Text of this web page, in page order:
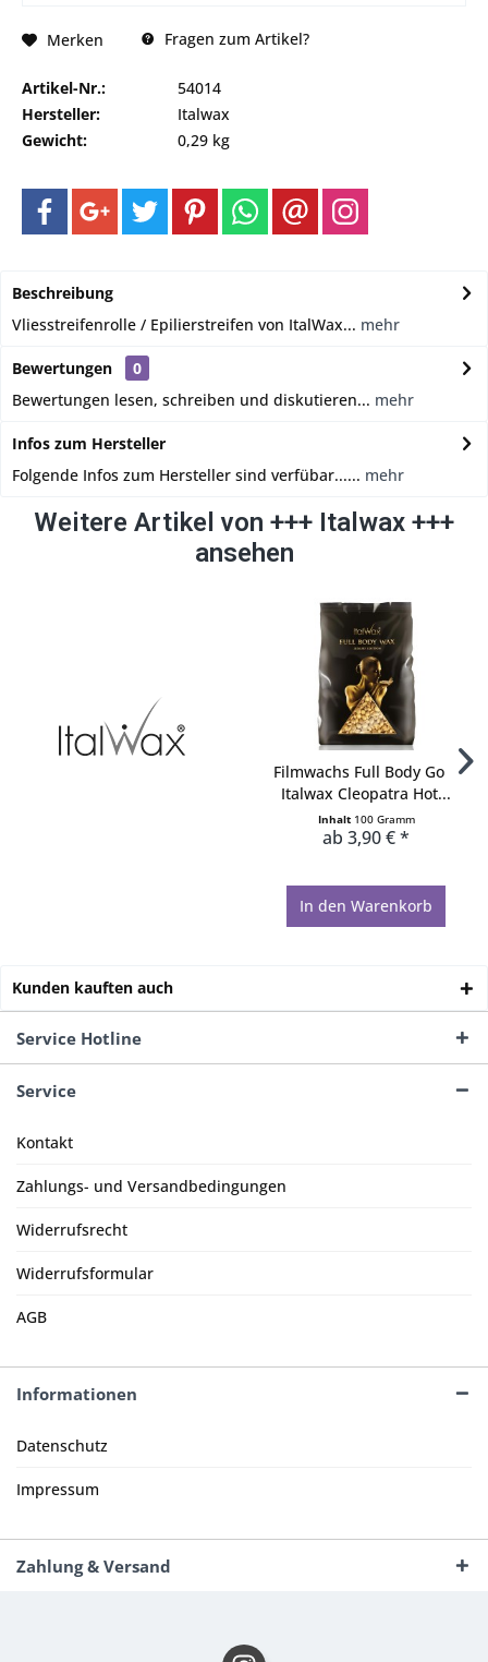
Merken Fragen zum Artikel?
Artikel-Nr.:
54014
Hersteller:
Italwax
Gewicht:
0,29 kg
Beschreibung
Vliesstreifenrolle / Epilierstreifen von ItalWax... mehr
Bewertungen
0
Bewertungen lesen, schreiben und diskutieren... mehr
Infos zum Hersteller
Folgende Infos zum Hersteller sind verfübar...... mehr
Weitere Artikel von +++ Italwax +++
ansehen
Filmwachs Full Body Gold
Italwax Cleopatra Hot...
Inhalt 100 Gramm
ab 3,90 € *
In den Warenkorb
Kunden kauften auch
Service Hotline
Service
Kontakt
Zahlungs- und Versandbedingungen
Widerrufsrecht
Widerrufsformular
AGB
Informationen
Datenschutz
Impressum
Zahlung & Versand